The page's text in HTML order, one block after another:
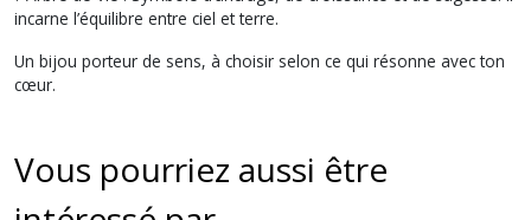
incarne l’équilibre entre ciel et terre.
Un bijou porteur de sens, à choisir selon ce qui résonne avec ton
cœur.
Vous pourriez aussi être